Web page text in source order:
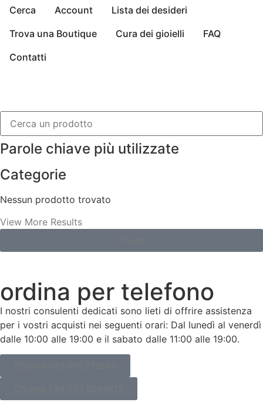
Cerca Account
Lista dei desideri
Trova una Boutique
Cura dei gioielli
FAQ
Contatti
Parole chiave più utilizzate
Categorie
Nessun prodotto trovato
View More Results
ordina per telefono
I nostri consulenti dedicati sono lieti di offrire assistenza
per i vostri acquisti nei seguenti orari: Dal lunedì al venerdì
dalle 10:00 alle 19:00 e il sabato dalle 11:00 alle 19:00.